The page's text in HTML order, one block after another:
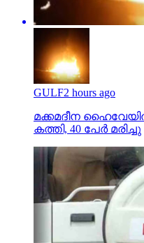
GULF2 hours ago
മക്കമദീന
കത്തി, 40 പേര്‍ മരിച്ചു